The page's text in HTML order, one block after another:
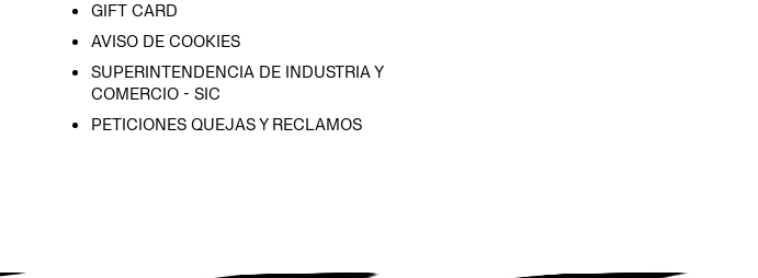
GIFT CARD
AVISO DE COOKIES
SUPERINTENDENCIA DE INDUSTRIA Y
COMERCIO - SIC
PETICIONES QUEJAS Y RECLAMOS